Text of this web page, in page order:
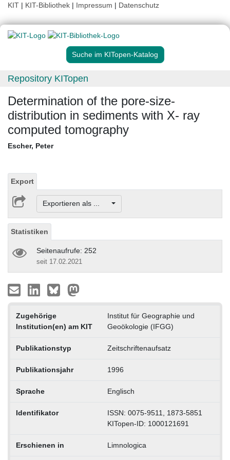
KIT | KIT-Bibliothek | Impressum | Datenschutz
Suche im KITopen-Katalog
Repository KITopen
Determination of the pore-size-
distribution in sediments with X- ray
computed tomography
Escher, Peter
Export
Exportieren als ...
Statistiken
Seitenaufrufe: 252
seit 17.02.2021
Zugehörige
Institution(en) am KIT
Institut für Geographie und
Geoökologie (IFGG)
Publikationstyp Zeitschriftenaufsatz
Publikationsjahr 1996
Sprache Englisch
Identifikator
ISSN: 0075-9511, 1873-5851
KITopen-ID: 1000121691
Erschienen in Limnologica